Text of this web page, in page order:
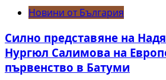
Новини от България
Силно представяне на
Нургюл Салимова на
първенство в Батуми